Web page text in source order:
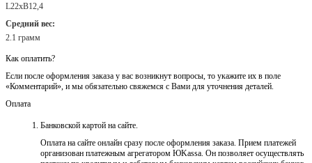
L22хB12,4
Средний вес:
2.1 грамм
Как оплатить?
Если после оформления заказа у вас возникнут вопросы, то укажите их в поле
«Комментарий», и мы обязательно свяжемся с Вами для уточнения деталей.
Оплата
Банковской картой на сайте.
Оплата на сайте онлайн сразу после оформления заказа. Прием платежей
организован платежным агрегатором ЮKassa. Он позволяет осуществлять